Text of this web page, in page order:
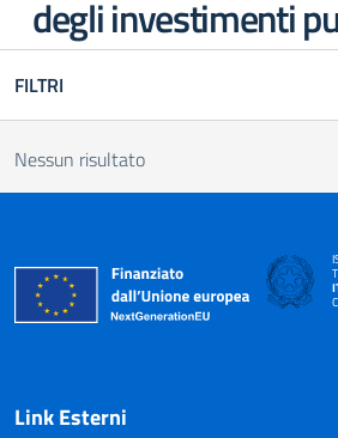
degli investimenti
FILTRI
Nessun risultato
Link Esterni